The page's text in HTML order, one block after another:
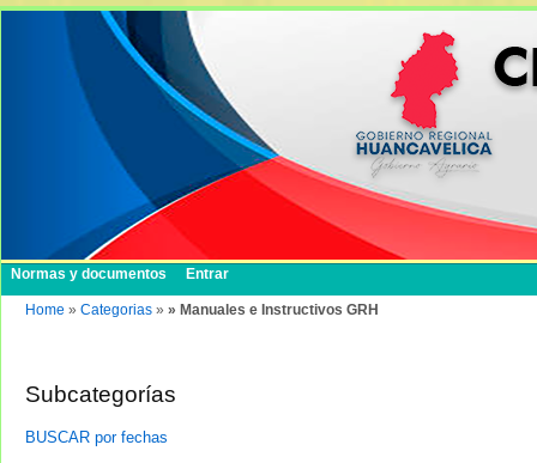
Normas y documentos Entrar
Home » Categorias » » Manuales e Instructivos GRH
Subcategorías
BUSCAR por fechas